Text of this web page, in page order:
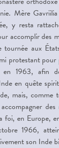
Mère
y resta
accomplir des
tournée aux
protestant
1963, afin
en quête
mais, comme
foi, en Europe,
1966,
son Inde